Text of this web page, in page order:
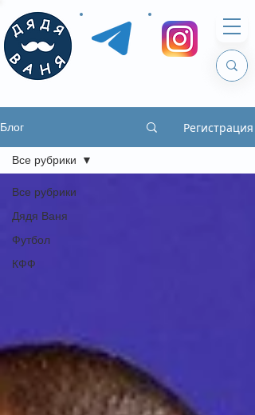
Блог Регистрация
Все рубрики
Дядя Ваня
Футбол
КФФ
Все рубрики